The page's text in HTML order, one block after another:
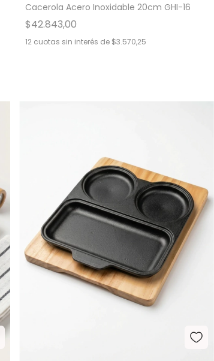
Cacerola Acero Inoxidable 20cm GHI-16
$42.843,00
12 cuotas sin interés de $3.570,25